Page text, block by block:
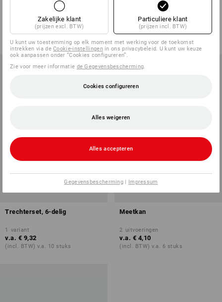
€ 7,73
Basisprijs:€ 15,46/kg
(incl. BTW) v.a. 20 stuks
variant
€ 10,77
(incl. BTW) v.a. 6 stuks
Trechterset, 6-delig
1 variant
v.a. € 9,32
(incl. BTW) v.a. 10 stuks
Meetkan
2 uitvoeringen
v.a. € 4,10
(incl. BTW) v.a. 6 stuks
Zakelijke klant
(prijzen excl. BTW)
Particuliere klant
(prijzen incl. BTW)
U kunt uw toestemming op elk moment met werking voor de toekomst
intrekken via deCookie-instellingenin ons privacybeleid. U kunt uw keuze
ook aanpassen onder “Cookies configureren”.
Zie voor meer informatie de Gegevensbescherming
Cookies configureren
Alles weigeren
Alles accepteren
Gegevensbescherming | Impressum